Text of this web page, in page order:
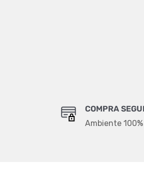
COMPRA
Ambiente